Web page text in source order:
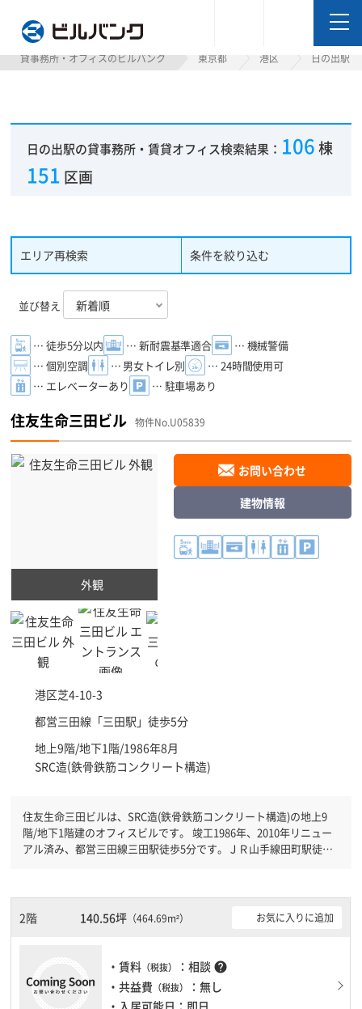
貸事務所・オフィスのビルバンク 東京都 港区 日の出駅
日の出駅の貸事務所・賃貸オフィス検索結果： 106棟
151 区画
エリア再検索 条件を絞り込む
並び替え
… 徒歩5分以内 … 新耐震基準適合
… 機械警備
… 個別空調
… 男女トイレ別
… 24時間使用可
… エレベーターあり
… 駐車場あり
住友生命三田ビル 物件No.U05839
外観
港区芝4-10-3
都営三田線「三田駅 」徒歩5分
地上9階/地下1階/1986年8月
SRC造(鉄骨鉄筋コンクリート構造)
お問い合わせ
建物情報
住友生命三田ビルは、SRC造(鉄骨鉄筋コンクリート構造)の地上9
階/地下1階建のオフィスビルです。 竣工1986年、2010年リニュー
アル済み、都営三田線三田駅徒歩5分です。ＪＲ山手線田町駅徒歩6
で、地震対策を検討されている方にオススメです。駐車場完備なの
で、車の必要なお客様には必見です。１フロア１００坪以上ある大
型ビルです。ＥＶが複数基ありますので、フロアまでの待ち時間が
2階 140.56坪 （464.69m²） お気に入りに追加
・賃料 （税抜） ：相談 help
・共益費 （税抜）
：無し
・入居可能日：即日